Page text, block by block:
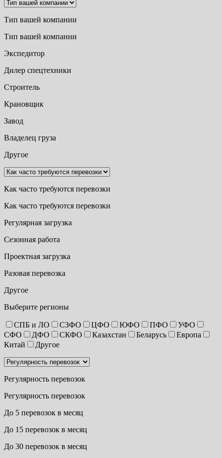
Тип вашей компании
Тип вашей компании
Экспедитор
Дилер спецтехники
Строитель
Крановщик
Завод
Владелец груза
Другое
Как часто требуются перевозки
Как часто требуются перевозки
Регулярная загрузка
Сезонная работа
Проектная загрузка
Разовая перевозка
Другое
Выберите регионы
СПБ и ЛО СЗФО ЦФО ЮФО ПФО
УФО
СФО
ДФО СКФО Казахстан Беларусь
Европа
Китай
Другое
Регулярность перевозок
Регулярность перевозок
До 5 перевозок в месяц
До 15 перевозок в месяц
До 30 перевозок в месяц